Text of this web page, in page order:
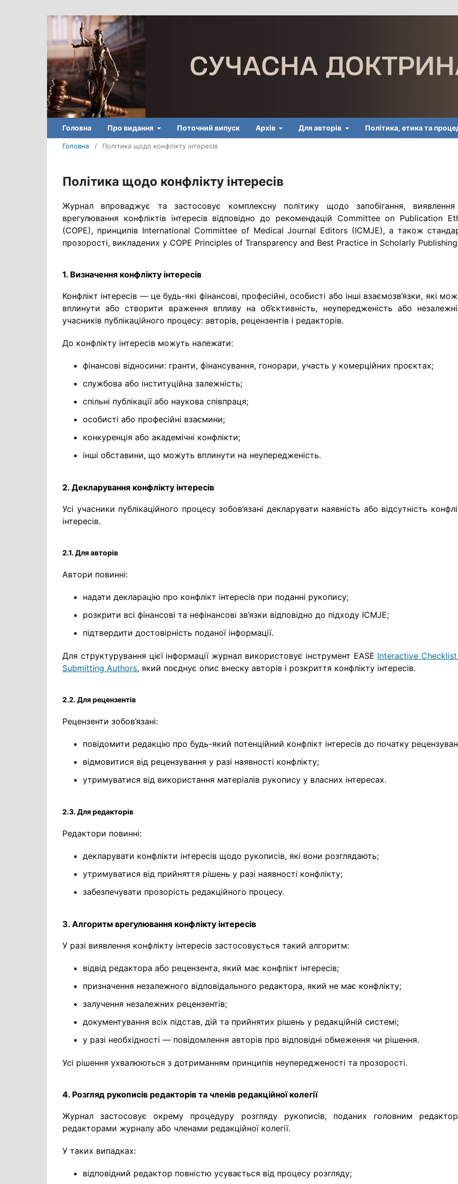
Головна Про видання Поточний випуск Архів Для авторів Політика, етика та
Головна / Політика щодо конфлікту інтересів
Політика щодо конфлікту інтересів
Журнал впроваджує та застосовує комплексну політику щодо запобігання,
врегулювання конфліктів інтересів відповідно до рекомендацій Committee on Publication
(COPE), принципів International Committee of Medical Journal Editors (ICMJE), а також
прозорості, викладених у COPE Principles of Transparency and Best Practice in Scholarly
1. Визначення конфлікту інтересів
Конфлікт інтересів — це будь-які фінансові, професійні, особисті або інші взаємозв’язки, які
вплинути або створити враження впливу на об’єктивність, неупередженість або
учасників публікаційного процесу: авторів, рецензентів і редакторів.
До конфлікту інтересів можуть належати:
фінансові відносини: гранти, фінансування, гонорари, участь у комерційних проєктах;
службова або інституційна залежність;
спільні публікації або наукова співпраця;
особисті або професійні взаємини;
конкуренція або академічні конфлікти;
інші обставини, що можуть вплинути на неупередженість.
2. Декларування конфлікту інтересів
Усі учасники публікаційного процесу зобов’язані декларувати наявність або відсутність
інтересів.
2.1. Для авторів
Автори повинні:
надати декларацію про конфлікт інтересів при поданні рукопису;
розкрити всі фінансові та нефінансові зв’язки відповідно до підходу ICMJE;
підтвердити достовірність поданої інформації.
Для структурування цієї інформації журнал використовує інструмент EASE Interactive
Submitting Authors, який поєднує опис внеску авторів і розкриття конфлікту інтересів.
2.2. Для рецензентів
Рецензенти зобов’язані:
повідомити редакцію про будь-який потенційний конфлікт інтересів до початку
відмовитися від рецензування у разі наявності конфлікту;
утримуватися від використання матеріалів рукопису у власних інтересах.
2.3. Для редакторів
Редактори повинні:
декларувати конфлікти інтересів щодо рукописів, які вони розглядають;
утримуватися від прийняття рішень у разі наявності конфлікту;
забезпечувати прозорість редакційного процесу.
3. Алгоритм врегулювання конфлікту інтересів
У разі виявлення конфлікту інтересів застосовується такий алгоритм:
відвід редактора або рецензента, який має конфлікт інтересів;
призначення незалежного відповідального редактора, який не має конфлікту;
залучення незалежних рецензентів;
документування всіх підстав, дій та прийнятих рішень у редакційній системі;
у разі необхідності — повідомлення авторів про відповідні обмеження чи рішення.
Усі рішення ухвалюються з дотриманням принципів неупередженості та прозорості.
4. Розгляд рукописів редакторів та членів редакційної колегії
Журнал застосовує окрему процедуру розгляду рукописів, поданих головним
редакторами журналу або членами редакційної колегії.
У таких випадках:
відповідний редактор повністю усувається від процесу розгляду;